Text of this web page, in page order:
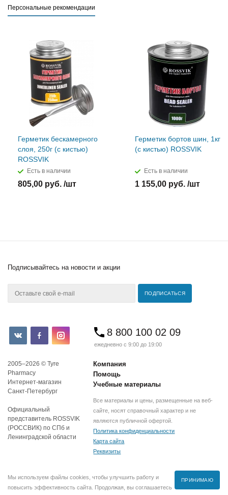
Персональные рекомендации
Герметик бескамерного
слоя, 250г (с кистью)
ROSSVIK
Есть в наличии
805,00 руб. /шт
Герметик бортов шин, 1кг
(с кистью) ROSSVIK
Есть в наличии
1 155,00 руб. /шт
Подписывайтесь на новости и акции
8 800 100 02 09
ежедневно с 9:00 до 19:00
2005–2026 © Tyre
Pharmacy
Интернет-магазин
Санкт-Петербург
Официальный
представитель ROSSVIK
(РОССВИК) по СПб и
Ленинградской области
Компания
Помощь
Учебные материалы
Все материалы и цены, размещенные на веб-
сайте, носят справочный характер и не
являются публичной офертой.
Политика конфиденциальности
Карта сайта
Реквизиты
Мы используем файлы cookies, чтобы улучшить работу и
повысить эффективность сайта. Продолжая, вы соглашаетесь
ПРИНИМАЮ